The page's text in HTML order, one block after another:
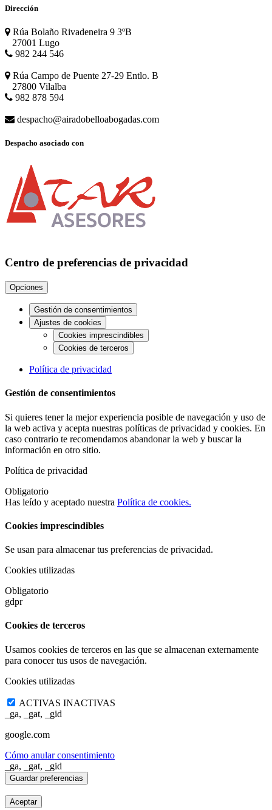
Dirección
Rúa Bolaño Rivadeneira 9 3ºB
27001 Lugo
982 244 546
Rúa Campo de Puente 27-29 Entlo. B
27800 Vilalba
982 878 594
despacho@airadobelloabogadas.com
Despacho asociado con
Centro de preferencias de privacidad
Opciones
Gestión de consentimientos
Ajustes de cookies
Cookies imprescindibles
Cookies de terceros
Política de privacidad
Gestión de consentimientos
Si quieres tener la mejor experiencia posible de navegación y uso de
la web activa y acepta nuestras políticas de privacidad y cookies. En
caso contrario te recomendamos abandonar la web y buscar la
información en otro sitio.
Política de privacidad
Obligatorio
Has leído y aceptado nuestra Política de cookies.
Cookies imprescindibles
Se usan para almacenar tus preferencias de privacidad.
Cookies utilizadas
Obligatorio
gdpr
Cookies de terceros
Usamos cookies de terceros en las que se almacenan externamente
para conocer tus usos de navegación.
Cookies utilizadas
ACTIVAS INACTIVAS
_ga, _gat, _gid
google.com
Cómo anular consentimiento
_ga, _gat, _gid
Aceptar